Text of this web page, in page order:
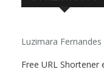
Luzimara Fernandes
Free URL Shortener